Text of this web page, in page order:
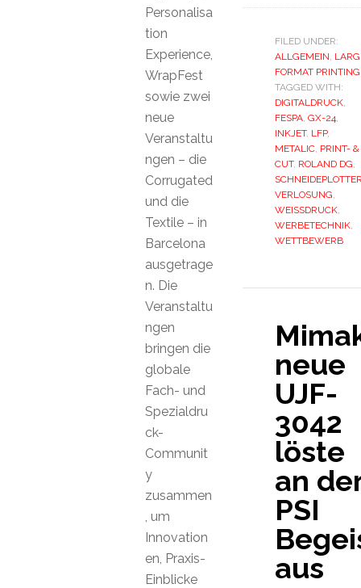
FILED UNDER:
ALLGEMEIN,
FORMAT PRINTING
TAGGED WITH:
DIGITALDRUCK,
FESPA, GX-24,
INKJET, LFP,
METALIC, PRINT- &
CUT, ROLAND DG,
VERLOSUNG,
WEISSDRUCK,
WERBETECHNIK,
WETTBEWERB
neue
UJF-
3042
löste
an
PSI
aus
Personalisa
tion
Experience,
WrapFest
sowie zwei
neue
Veranstaltu
ngen – die
Corrugated
und die
Textile – in
Barcelona
ausgetrage
n. Die
Veranstaltu
ngen
bringen die
globale
Fach- und
Spezialdru
ck-
Communit
y
zusammen
, um
Innovation
en, Praxis-
Einblicke